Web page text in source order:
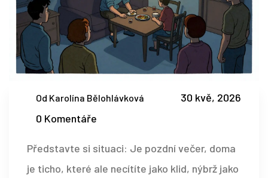
Od Karolína Bělohlávková
30 kvě, 2026
0 Komentáře
Představte si situaci: Je pozdní večer, doma
je ticho, které ale necítíte jako klid, nýbrž jako